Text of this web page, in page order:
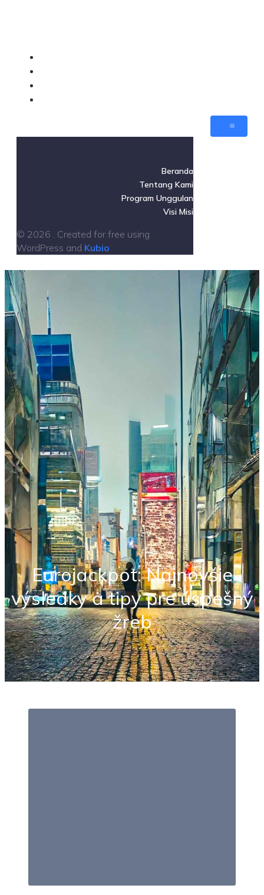
Beranda
Tentang Kami
Program Unggulan
Visi Misi
© 2026 . Created for free using
WordPress and Kubio
Eurojackpot: Najnovšie
výsledky a tipy pre úspešný
žreb